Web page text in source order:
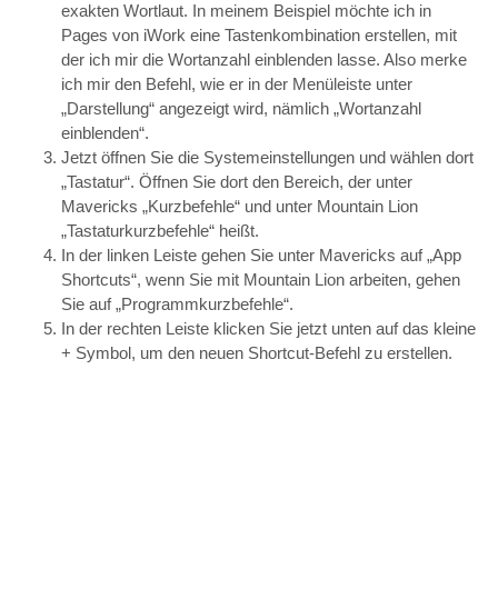
exakten Wortlaut. In meinem Beispiel möchte ich in
Pages von iWork eine Tastenkombination erstellen, mit
der ich mir die Wortanzahl einblenden lasse. Also merke
ich mir den Befehl, wie er in der Menüleiste unter
„Darstellung“ angezeigt wird, nämlich „Wortanzahl
einblenden“.
Jetzt öffnen Sie die Systemeinstellungen und wählen dort
„Tastatur“. Öffnen Sie dort den Bereich, der unter
Mavericks „Kurzbefehle“ und unter Mountain Lion
„Tastaturkurzbefehle“ heißt.
In der linken Leiste gehen Sie unter Mavericks auf „App
Shortcuts“, wenn Sie mit Mountain Lion arbeiten, gehen
Sie auf „Programmkurzbefehle“.
In der rechten Leiste klicken Sie jetzt unten auf das kleine
+ Symbol, um den neuen Shortcut-Befehl zu erstellen.